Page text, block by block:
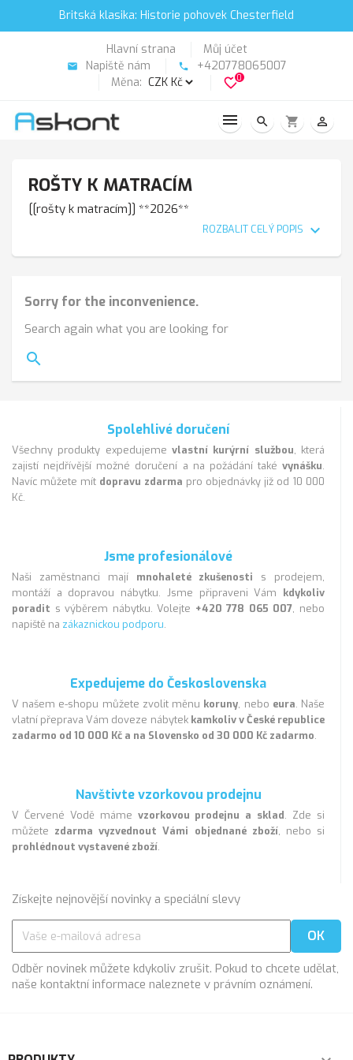
Britská klasika: Historie pohovek Chesterfield
Hlavní strana Můj účet
email Napiště nám phone
+420778065007
Měna:
favorite_border0
search shopping_cart person_outline
ROŠTY K MATRACÍM
[[rošty k matracím ]] **2026 **
ROZBALIT CELÝ POPIS expand_more
Sorry for the inconvenience.
Search again what you are looking for
search
Spolehlivé doručení
Všechny produkty expedujeme vlastní kurýrní službou, která
zajistí nejdřívější možné doručení a na požádání také vynášku.
Navíc můžete mít dopravu zdarma pro objednávky již od 10 000
Kč.
Jsme profesionálové
Naši zaměstnanci mají mnohaleté zkušenosti s prodejem,
montáží a dopravou nábytku. Jsme připraveni Vám kdykoliv
poradit s výběrem nábytku. Volejte +420 778 065 007, nebo
napiště na zákaznickou podporu.
Expedujeme do Československa
V našem e-shopu můžete zvolit měnu koruny, nebo eura. Naše
vlatní přeprava Vám doveze nábytek kamkoliv v České republice
zadarmo od 10 000 Kč a na Slovensko od 30 000 Kč zadarmo.
Navštivte vzorkovou prodejnu
V Červené Vodě máme vzorkovou prodejnu a sklad. Zde si
můžete zdarma vyzvednout Vámi objednané zboží, nebo si
prohlédnout vystavené zboží.
Získejte nejnovější novinky a speciální slevy
Odběr novinek můžete kdykoliv zrušit. Pokud to chcete udělat,
naše kontaktní informace naleznete v právním oznámení.